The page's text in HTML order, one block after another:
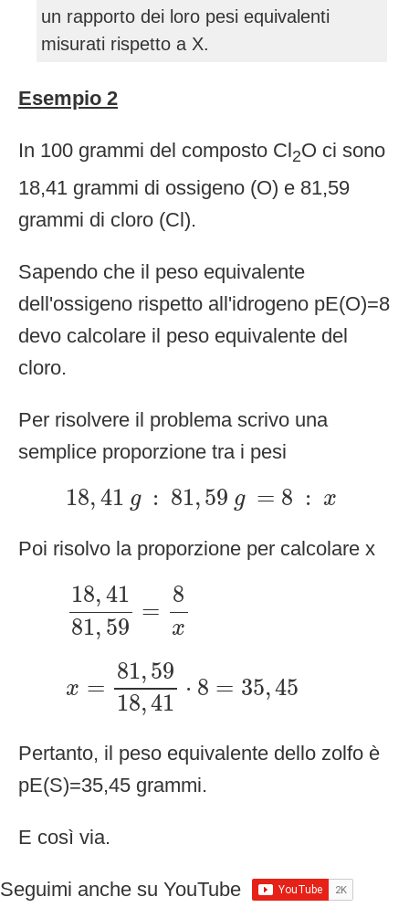
un rapporto dei loro pesi equivalenti
misurati rispetto a X.
Esempio 2
In 100 grammi del composto Cl2O ci sono
18,41 grammi di ossigeno (O) e 81,59
grammi di cloro (Cl).
Sapendo che il peso equivalente
dell'ossigeno rispetto all'idrogeno pE(O)=8
devo calcolare il peso equivalente del
cloro.
Per risolvere il problema scrivo una
semplice proporzione tra i pesi
18,41 g : 81,59 g = 8 : x
18 ,41 g:81,59g =8 :x
Poi risolvo la proporzione per calcolare x
18,41
81, 59
=
8
x
18, 4181 59=
x =
81,59
18,41
⋅ 8 = 35,45
,59 18
Pertanto, il peso equivalente dello zolfo è
pE(S)=35,45 grammi.
E così via.
Seguimi anche su YouTube